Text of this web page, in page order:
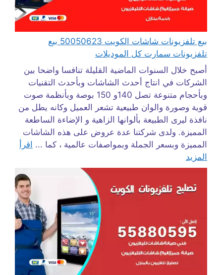
بيع تلفزيونات شاشات الكويت 50050623 بيع
تلفزيونات سمارت كل الموديلات
أصبح خلال السنوات الماضية القليلة تنافسا واضحا بين
الشركات في انتاج أحدث الشاشات وبأحدث التقنيات
وبأحجام متنوعة تصل 140و 150 بوصة وبأنظمة صوت
قوية وصورة والوان طبيعية تشعر العميل وكانه يطل من
نافذة ليرى الطبيعة بألوانها الزاهية و الإضاءة الساطعة
المميزة. ولدى شركتنا عدة عروض على هذه الشاشات
المميزة وبسعر الجملة وبمواصفات عالمية ، كما ... اقرأ
المزيد